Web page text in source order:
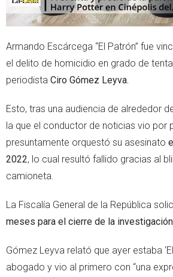
Armando Escárcega “El Patrón” fue
el delito de homicidio en grado de
periodista Ciro Gómez Leyva.
Esto, tras una audiencia de alrededor
la que el conductor de noticias vio por
presuntamente orquestó su asesinato
2022, lo cual resultó fallido gracias al
camioneta.
La Fiscalía General de la República
meses para el cierre de la
Gómez Leyva relató que ayer estaba
abogado y vio al primero con “una